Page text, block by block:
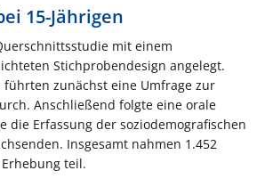
15-Jährigen
mit einem
Stichprobendesign angelegt.
führten zunächst eine Umfrage zur
Anschließend folgte eine orale
die Erfassung der soziodemografischen
Insgesamt nahmen 1.452
teil.